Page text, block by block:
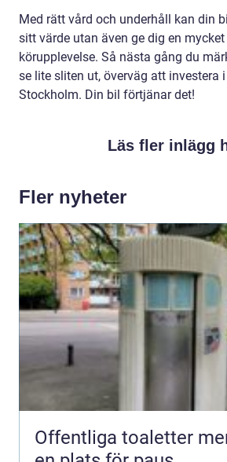
Med rätt vård och underhåll kan din
sitt värde utan även ge dig en
körupplevelse. Så nästa gång du
se lite sliten ut, överväg att investera
Stockholm. Din bil förtjänar det!
Läs fler inlägg
Fler nyheter
Offentliga toaletter mer än bara